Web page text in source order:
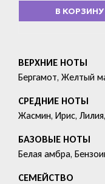
В КОРЗИНУ
ВЕРХНИЕ НОТЫ
Бергамот, Желтый
СРЕДНИЕ НОТЫ
Жасмин, Ирис,
БАЗОВЫЕ НОТЫ
Белая амбра,
СЕМЕЙСТВО